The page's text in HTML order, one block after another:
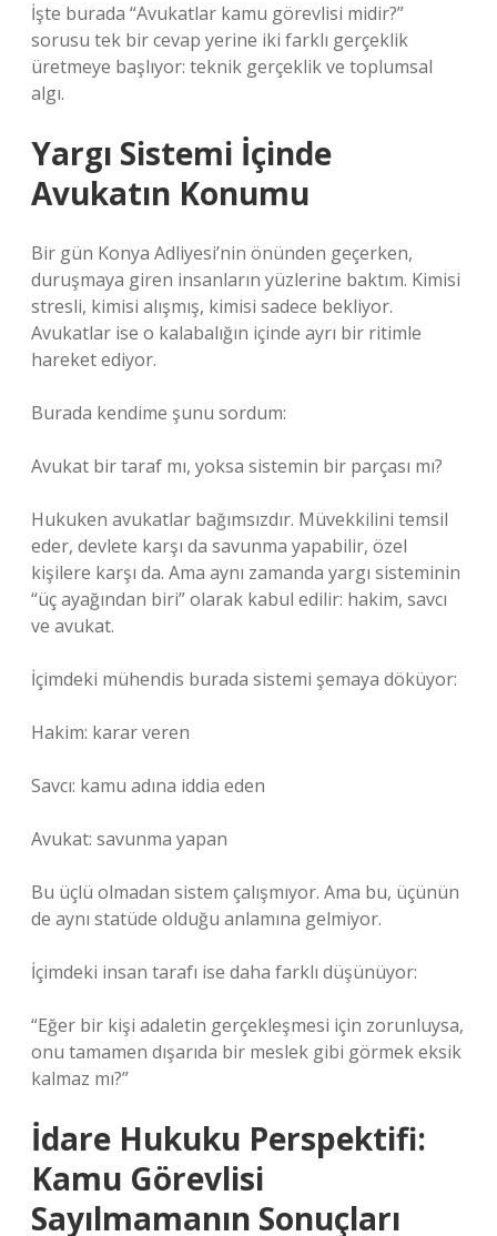
İşte burada “Avukatlar kamu görevlisi midir?”
sorusu tek bir cevap yerine iki farklı gerçeklik
üretmeye başlıyor: teknik gerçeklik ve toplumsal
algı.
Yargı Sistemi İçinde
Avukatın Konumu
Bir gün Konya Adliyesi’nin önünden geçerken,
duruşmaya giren insanların yüzlerine baktım. Kimisi
stresli, kimisi alışmış, kimisi sadece bekliyor.
Avukatlar ise o kalabalığın içinde ayrı bir ritimle
hareket ediyor.
Burada kendime şunu sordum:
Avukat bir taraf mı, yoksa sistemin bir parçası mı?
Hukuken avukatlar bağımsızdır. Müvekkilini temsil
eder, devlete karşı da savunma yapabilir, özel
kişilere karşı da. Ama aynı zamanda yargı sisteminin
“üç ayağından biri” olarak kabul edilir: hakim, savcı
ve avukat.
İçimdeki mühendis burada sistemi şemaya döküyor:
Hakim: karar veren
Savcı: kamu adına iddia eden
Avukat: savunma yapan
Bu üçlü olmadan sistem çalışmıyor. Ama bu, üçünün
de aynı statüde olduğu anlamına gelmiyor.
İçimdeki insan tarafı ise daha farklı düşünüyor:
“Eğer bir kişi adaletin gerçekleşmesi için zorunluysa,
onu tamamen dışarıda bir meslek gibi görmek eksik
kalmaz mı?”
İdare Hukuku Perspektifi:
Kamu Görevlisi
Sayılmamanın Sonuçları